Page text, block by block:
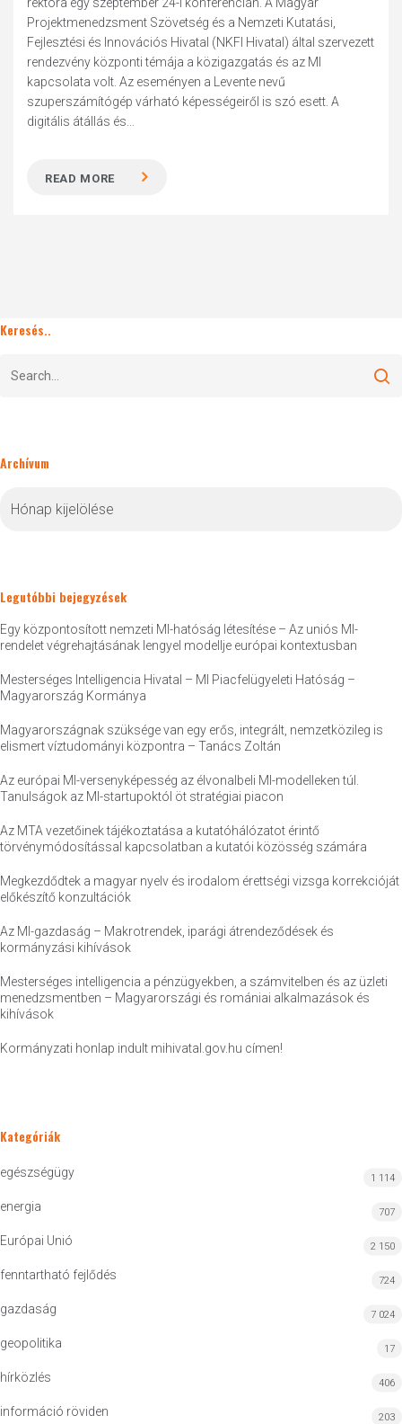
Projektmenedzsment Szövetség és a Nemzeti Kutatási,
Fejlesztési és Innovációs Hivatal (NKFI Hivatal) által szervezett
rendezvény központi témája a közigazgatás és az MI
kapcsolata volt. Az eseményen a Levente nevű
szuperszámítógép várható képességeiről is szó esett. A
digitális átállás és...
READ MORE
Keresés..
Archívum
Legutóbbi bejegyzések
Egy központosított nemzeti MI-hatóság létesítése – Az uniós MI-
rendelet végrehajtásának lengyel modellje európai kontextusban
Mesterséges Intelligencia Hivatal – MI Piacfelügyeleti Hatóság –
Magyarország Kormánya
Magyarországnak szüksége van egy erős, integrált, nemzetközileg is
elismert víztudományi központra – Tanács Zoltán
Az európai MI-versenyképesség az élvonalbeli MI-modelleken túl.
Tanulságok az MI-startupoktól öt stratégiai piacon
Az MTA vezetőinek tájékoztatása a kutatóhálózatot érintő
törvénymódosítással kapcsolatban a kutatói közösség számára
Megkezdődtek a magyar nyelv és irodalom érettségi vizsga korrekcióját
előkészítő konzultációk
Az MI-gazdaság – Makrotrendek, iparági átrendeződések és
kormányzási kihívások
Mesterséges intelligencia a pénzügyekben, a számvitelben és az üzleti
menedzsmentben – Magyarországi és romániai alkalmazások és
kihívások
Kormányzati honlap indult mihivatal.gov.hu címen!
Kategóriák
egészségügy 1 114
energia 707
Európai Unió 2 150
fenntartható fejlődés 724
gazdaság 7 024
geopolitika 17
hírközlés 406
információ röviden 203